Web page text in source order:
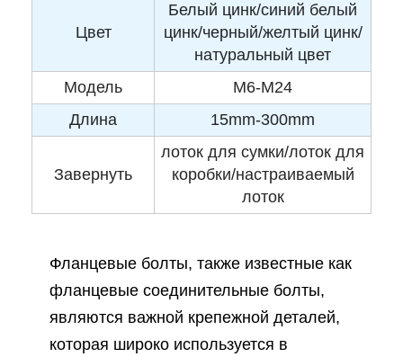
Цвет
Белый цинк/синий белый
цинк/черный/желтый цинк/
натуральный цвет
Модель
M6-M24
Длина
15mm-300mm
Завернуть
лоток для сумки/лоток для
коробки/настраиваемый
лоток
Фланцевые болты, также известные как
фланцевые соединительные болты,
являются важной крепежной деталей,
которая широко используется в